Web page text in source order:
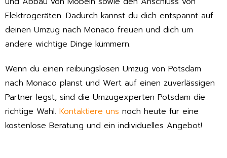
Elektrogeräten. Dadurch kannst du dich entspannt auf
deinen Umzug nach Monaco freuen und dich um
andere wichtige Dinge kümmern.
Wenn du einen reibungslosen Umzug von Potsdam
nach Monaco planst und Wert auf einen zuverlässigen
Partner legst, sind die Umzugexperten Potsdam die
richtige Wahl. Kontaktiere uns noch heute für eine
kostenlose Beratung und ein individuelles Angebot!